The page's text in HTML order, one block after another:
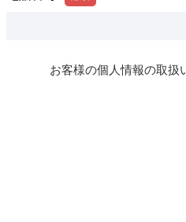
お客様の個人情報の取扱